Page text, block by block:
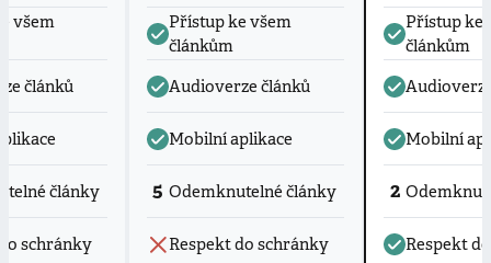
všem
článků
články
schránky
Přístup ke všem
článkům
Audioverze článků
Mobilní aplikace
5 Odemknutelné články
Respekt do schránky
Přístup ke
článkům
Mobilní
2
Respekt